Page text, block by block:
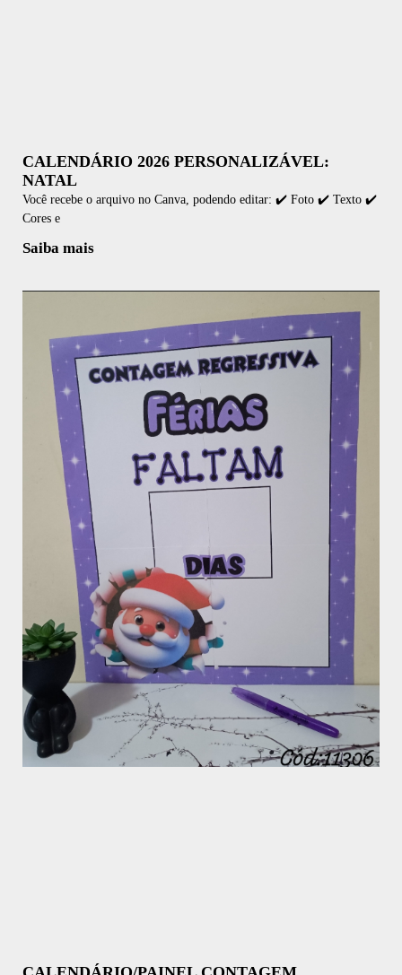
CALENDÁRIO 2026 PERSONALIZÁVEL:
NATAL
Você recebe o arquivo no Canva, podendo editar: ✔️ Foto ✔️ Texto ✔️
Cores e
Saiba mais